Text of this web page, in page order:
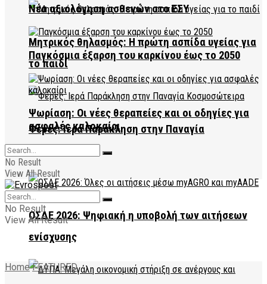
Μητρικός θηλασμός: Η πρώτη ασπίδα υγείας για
το παιδί
Φέρες: Ιερά Παράκληση στην Παναγία
Κοσμοσώτειρα
ΟΣΔΕ 2026: Ψηφιακή η υποβολή των αιτήσεων
ενίσχυσης
Νέα αξιολόγηση ασθενών στο ΕΣΥ
Παγκόσμια έξαρση του καρκίνου έως το 2050
Ψωρίαση: Οι νέες θεραπείες και οι οδηγίες για
ασφαλές καλοκαίρι
No Result
View All Result
No Result
View All Result
Home FEATURED